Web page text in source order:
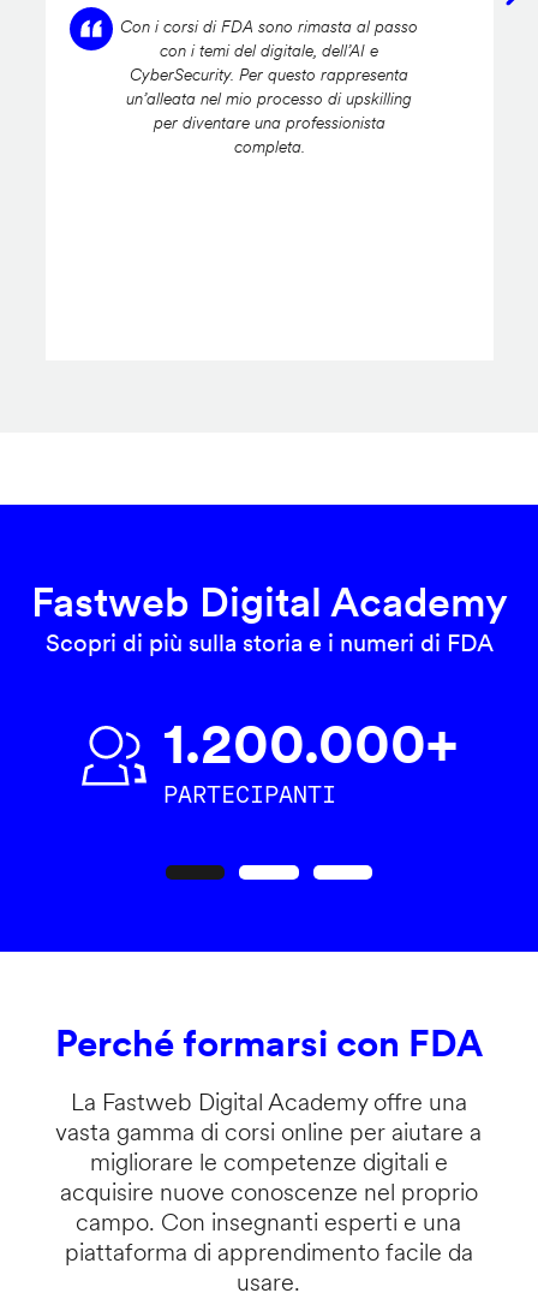
Con i corsi di FDA sono rimasta al passo
con i temi del digitale, dell’AI e
CyberSecurity. Per questo rappresenta
un’alleata nel mio processo di upskilling
per diventare una professionista
completa.
Fastweb Digital Academy
Scopri di più sulla storia e i numeri di FDA
1.200.000+
PARTECIPANTI
Perché formarsi con FDA
La Fastweb Digital Academy offre una
vasta gamma di corsi online per aiutare a
migliorare le competenze digitali e
acquisire nuove conoscenze nel proprio
campo. Con insegnanti esperti e una
piattaforma di apprendimento facile da
usare.